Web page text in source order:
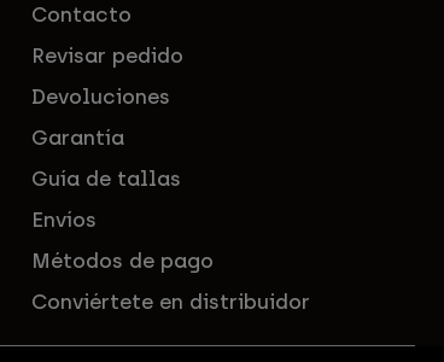
Contacto
Revisar pedido
Devoluciones
Garantía
Guía de tallas
Envíos
Métodos de pago
Conviértete en distribuidor